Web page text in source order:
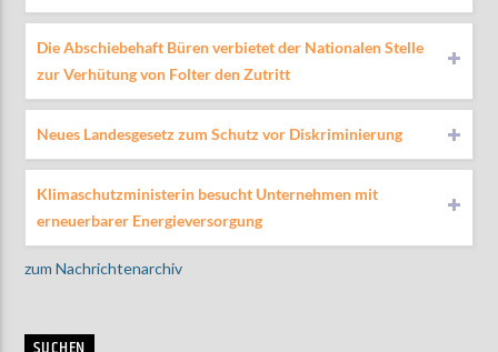
Die Abschiebehaft Büren verbietet der Nationalen Stelle
zur Verhütung von Folter den Zutritt
Neues Landesgesetz zum Schutz vor Diskriminierung
Klimaschutzministerin besucht Unternehmen mit
erneuerbarer Energieversorgung
zum Nachrichtenarchiv